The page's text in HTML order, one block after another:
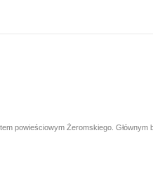
powieściowym Żeromskiego.